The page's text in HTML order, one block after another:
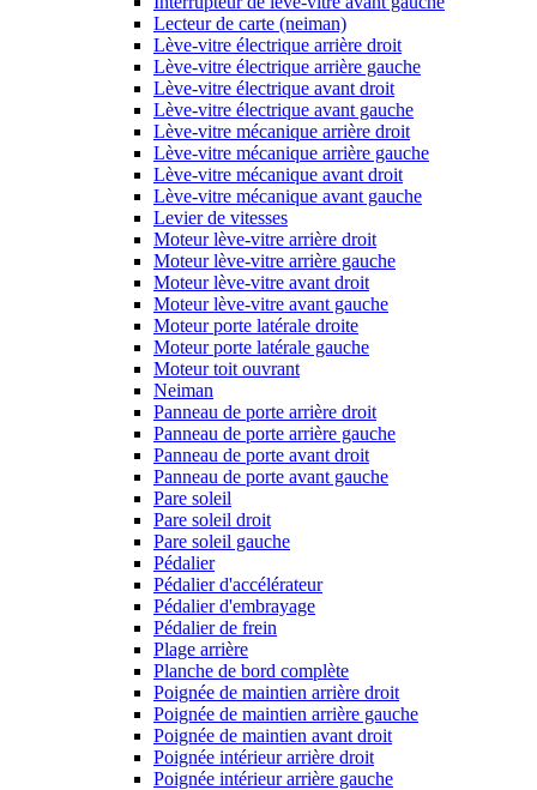
Lecteur de carte (neiman)
Lève-vitre électrique arrière droit
Lève-vitre électrique arrière gauche
Lève-vitre électrique avant droit
Lève-vitre électrique avant gauche
Lève-vitre mécanique arrière droit
Lève-vitre mécanique arrière gauche
Lève-vitre mécanique avant droit
Lève-vitre mécanique avant gauche
Levier de vitesses
Moteur lève-vitre arrière droit
Moteur lève-vitre arrière gauche
Moteur lève-vitre avant droit
Moteur lève-vitre avant gauche
Moteur porte latérale droite
Moteur porte latérale gauche
Moteur toit ouvrant
Neiman
Panneau de porte arrière droit
Panneau de porte arrière gauche
Panneau de porte avant droit
Panneau de porte avant gauche
Pare soleil
Pare soleil droit
Pare soleil gauche
Pédalier
Pédalier d'accélérateur
Pédalier d'embrayage
Pédalier de frein
Plage arrière
Planche de bord complète
Poignée de maintien arrière droit
Poignée de maintien arrière gauche
Poignée de maintien avant droit
Poignée intérieur arrière droit
Poignée intérieur arrière gauche